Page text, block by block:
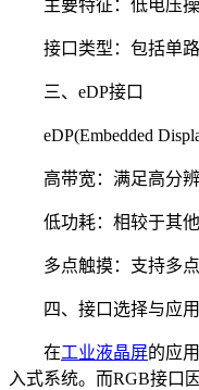
主要特征：低电压操
接口类型：包括单路6
三、eDP接口
eDP(Embedded
高带宽：满足高分辨
低功耗：相较于其他
多点触摸：支持多点
四、接口选择与应用
在工业液晶屏的应
入式系统。而RGB接口